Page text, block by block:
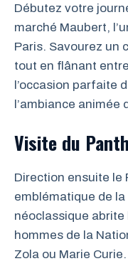
Débutez votre
marché Maubert,
Paris. Savourez un
tout en flânant
l’occasion parfaite
l’ambiance animée
Visite du
Direction ensuite le
emblématique de
néoclassique
hommes de la
Zola ou Marie